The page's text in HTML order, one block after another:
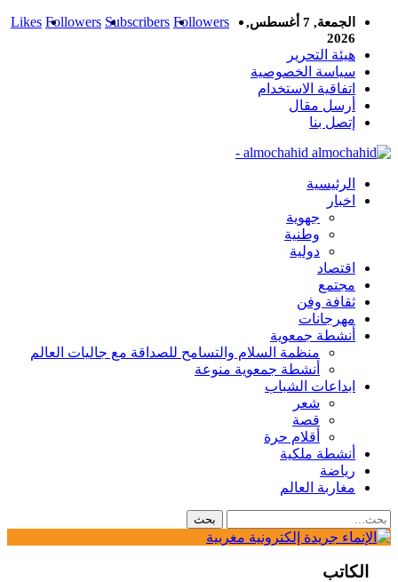
Likes Followers Subscribers Followers
الجمعة, 7 أغسطس,
2026
هيئة التحرير
سياسة الخصوصية
اتفاقية الاستخدام
أرسل مقال
إتصل بنا
almochahid -
الرئيسية
اخبار
جهوية
وطنية
دولية
اقتصاد
مجتمع
ثقافة وفن
مهرجانات
أنشطة جمعوية
منظمة السلام والتسامح للصداقة مع جاليات العالم
أنشطة جمعوية منوعة
ابداعات الشباب
شعر
قصة
أقلام حرة
أنشطة ملكية
رياضة
مغاربة العالم
الكاتب